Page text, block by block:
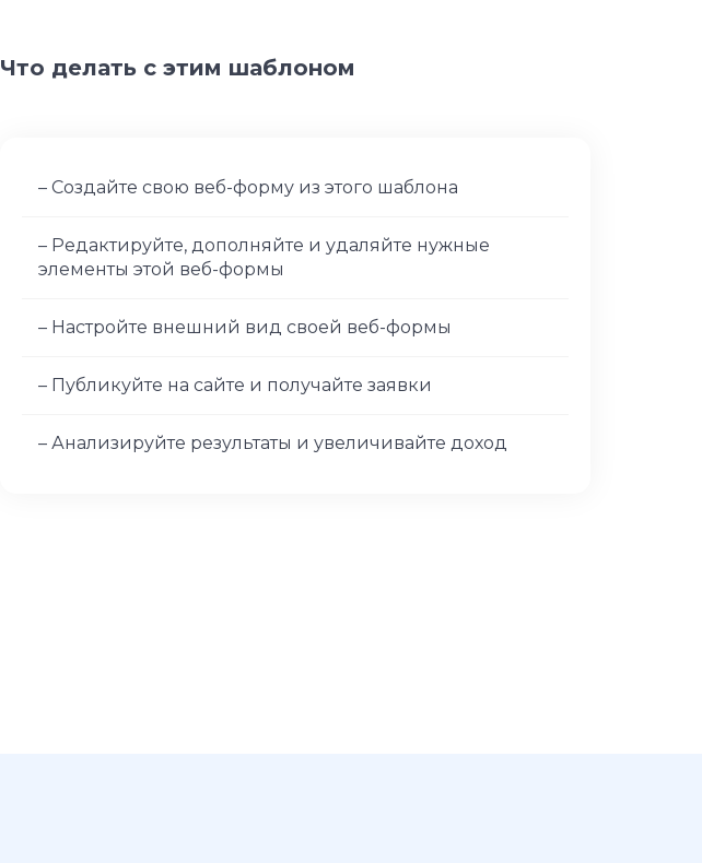
Что делать с этим шаблоном
– Создайте свою веб-форму из этого шаблона
– Редактируйте, дополняйте и удаляйте нужные
элементы этой веб-формы
– Настройте внешний вид своей веб-формы
– Публикуйте на сайте и получайте заявки
– Анализируйте результаты и увеличивайте доход